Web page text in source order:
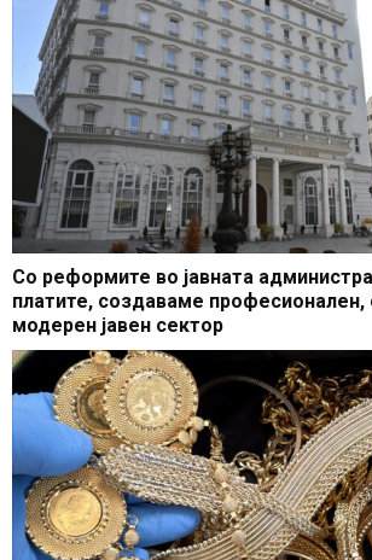
Со реформите во јавната
платите, создаваме
модерен јавен сектор